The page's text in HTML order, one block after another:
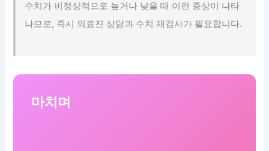
수치가 비정상적으로 높거나 낮을 때 이런 증상이 나타
나므로, 즉시 의료진 상담과 수치 재검사가 필요합니다.
마치며